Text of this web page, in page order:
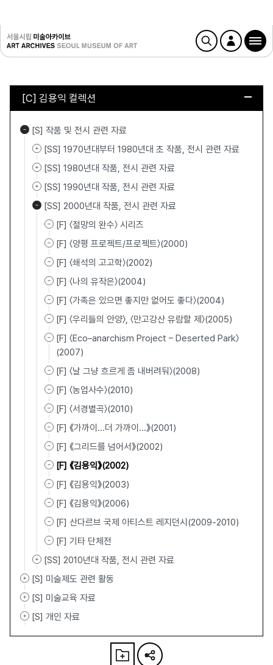
[C] 김용익 컬렉션
[S] 작품 및 전시 관련 자료
[SS] 1970년대부터 1980년대 초 작품, 전시 관련 자료
[SS] 1980년대 작품, 전시 관련 자료
[SS] 1990년대 작품, 전시 관련 자료
[SS] 2000년대 작품, 전시 관련 자료
[F] 〈절망의 완수〉 시리즈
[F] 〈양평 프로젝트/프로젝트〉(2000)
[F] 〈쇄석의 고고학〉(2002)
[F] 〈나의 유작은〉(2004)
[F] 〈가족은 있으면 좋지만 없어도 좋다〉(2004)
[F] 〈우리들의 안양〉, 〈만고강산 유람할 제〉(2005)
[F] 〈Eco–anarchism Project – Deserted Park〉
(2007)
[F] 〈날 그냥 흐르게 좀 내버려둬〉(2008)
[F] 〈농업사수〉(2010)
[F] 〈서경별곡〉(2010)
[F] 《가까이...더 가까이...》(2001)
[F] 《그리드를 넘어서》(2002)
[F] 《김용익》(2002)
[F] 《김용익》(2003)
[F] 《김용익》(2006)
[F] 산다르브 국제 아티스트 레지던시(2009-2010)
[F] 기타 단체전
[SS] 2010년대 작품, 전시 관련 자료
[S] 미술제도 관련 활동
[S] 미술교육 자료
[S] 개인 자료